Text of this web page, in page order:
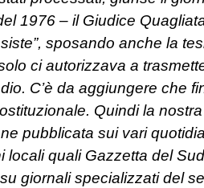
1976 – il Giudice
sposando anche la
ci autorizzava a
C’è da aggiungere che
Quindi la
pubblicata sui vari
quali Gazzetta del
giornali specializzati del